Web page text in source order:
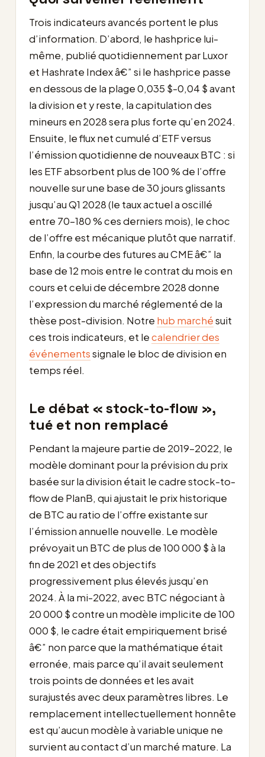
Trois indicateurs avancés portent le plus
d’information. D’abord, le hashprice lui-
même, publié quotidiennement par Luxor
et Hashrate Index â€” si le hashprice passe
en dessous de la plage 0,035 $-0,04 $ avant
la division et y reste, la capitulation des
mineurs en 2028 sera plus forte qu’en 2024.
Ensuite, le flux net cumulé d’ETF versus
l’émission quotidienne de nouveaux BTC : si
les ETF absorbent plus de 100 % de l’offre
nouvelle sur une base de 30 jours glissants
jusqu’au Q1 2028 (le taux actuel a oscillé
entre 70-180 % ces derniers mois), le choc
de l’offre est mécanique plutôt que narratif.
Enfin, la courbe des futures au CME â€” la
base de 12 mois entre le contrat du mois en
cours et celui de décembre 2028 donne
l’expression du marché réglementé de la
thèse post-division. Notre hub marchésuit
ces trois indicateurs, et lecalendrier des
événementssignale le bloc de division en
temps réel.
Le débat « stock-to-flow »,
tué et non remplacé
Pendant la majeure partie de 2019-2022, le
modèle dominant pour la prévision du prix
basée sur la division était le cadre stock-to-
flow de PlanB, qui ajustait le prix historique
de BTC au ratio de l’offre existante sur
l’émission annuelle nouvelle. Le modèle
prévoyait un BTC de plus de 100 000 $ à la
fin de 2021 et des objectifs
progressivement plus élevés jusqu’en
2024. À la mi-2022, avec BTC négociant à
20 000 $ contre un modèle implicite de 100
000 $, le cadre était empiriquement brisé
â€” non parce que la mathématique était
erronée, mais parce qu’il avait seulement
trois points de données et les avait
surajustés avec deux paramètres libres. Le
remplacement intellectuellement honnête
est qu’aucun modèle à variable unique ne
survient au contact d’un marché mature. La